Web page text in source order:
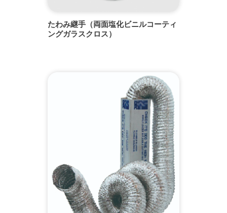
たわみ継手（両面塩化ビニルコーティ
ングガラスクロス）